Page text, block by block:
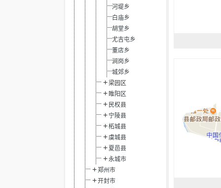
河堤乡
白庙乡
胡堂乡
尤吉屯乡
董店乡
涧岗乡
城郊乡
梁园区
睢阳区
民权县
宁陵县
柘城县
虞城县
夏邑县
永城市
郑州市
开封市